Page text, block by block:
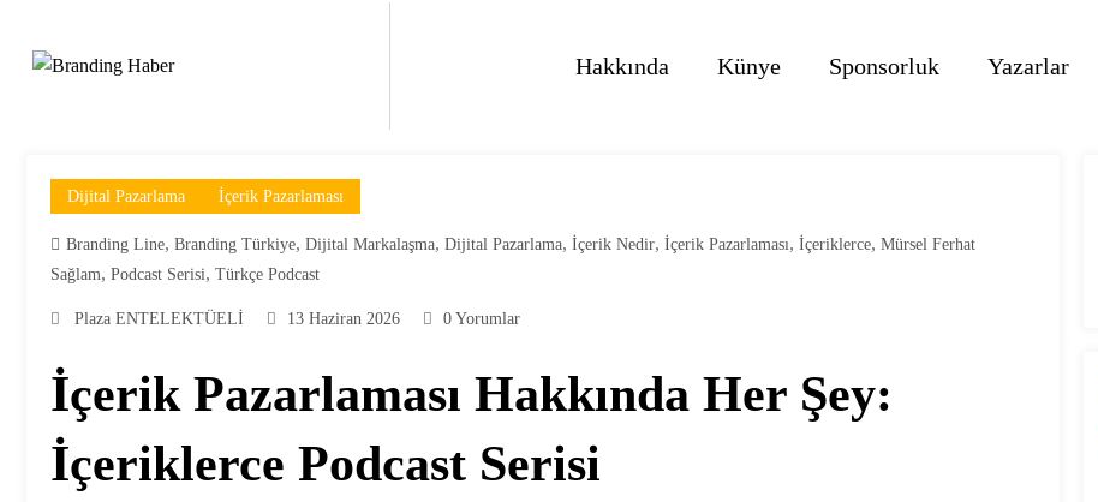
Hakkında Künye Sponsorluk Yazarlar
Dijital Pazarlama İçerik Pazarlaması
Branding Line, Branding Türkiye, Dijital Markalaşma, Dijital Pazarlama, İçerik Nedir, İçerik Pazarlaması, İçeriklerce, Mürsel Ferhat
Sağlam, Podcast Serisi, Türkçe Podcast
Plaza ENTELEKTÜELİ 13 Haziran 2026 0 Yorumlar
İçerik Pazarlaması Hakkında Her Şey:
İçeriklerce Podcast Serisi